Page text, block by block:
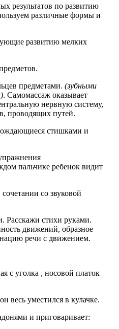
результатов по развитию
различные формы и
развитию мелких
предметами. (зубными
. Самомассаж оказывает
нервную систему,
проводящих путей.
стишками и
пальчике ребенок видит
со звуковой
Расскажи стихи руками.
движений, образное
речи с движением.
с уголка , носовой платок
весь уместился в кулачке.
и приговаривает: